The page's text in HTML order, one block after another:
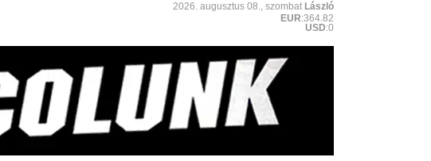
2026. augusztus 08., szombat László
EUR:364.82
USD:0